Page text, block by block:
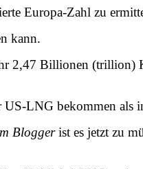
Europa-Zahl zu
kann.
2,47 Billionen
LNG bekommen als
Bloggerist es jetzt zu